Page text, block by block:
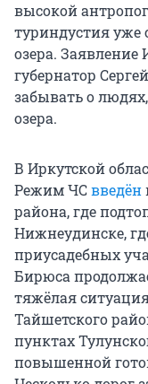
высокой
туриндустия уже
озера. Заявление
губернатор
забывать о
озера.
В Иркутской
Режим ЧСвведён
района, где
Нижнеудинске,
приусадебных
Бирюса
тяжёлая
Тайшетского
пунктах
повышенной